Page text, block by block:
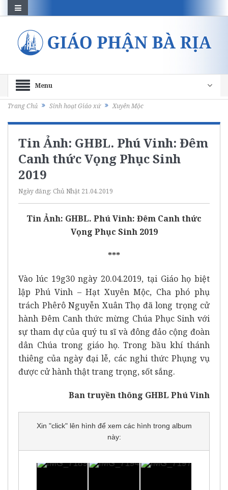
Menu
Trang Chủ Sinh hoạt Giáo xứ Xuyên Mộc
Tin Ảnh: GHBL. Phú Vinh: Đêm
Canh thức Vọng Phục Sinh
2019
Ngày đăng: Chủ Nhật 21.04.2019
Tin Ảnh: GHBL. Phú Vinh: Đêm Canh thức
Vọng Phục Sinh 2019
***
Vào lúc 19g30 ngày 20.04.2019, tại Giáo họ biệt
lập Phú Vinh – Hạt Xuyên Mộc, Cha phó phụ
trách Phêrô Nguyễn Xuân Thọ đã long trọng cử
hành Đêm Canh thức mừng Chúa Phục Sinh với
sự tham dự của quý tu sĩ và đông đảo cộng đoàn
dân Chúa trong giáo họ. Trong bầu khí thánh
thiêng của ngày đại lễ, các nghi thức Phụng vụ
được cử hành thật trang trọng, sốt sắng.
Ban truyền thông GHBL Phú Vinh
Xin "click" lên hình để xem các hình trong album
này: